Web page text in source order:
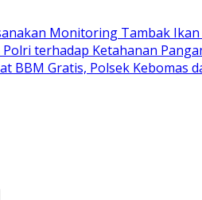
Monitoring Tambak
terhadap Ketahanan
BBM Gratis, Polsek Kebomas